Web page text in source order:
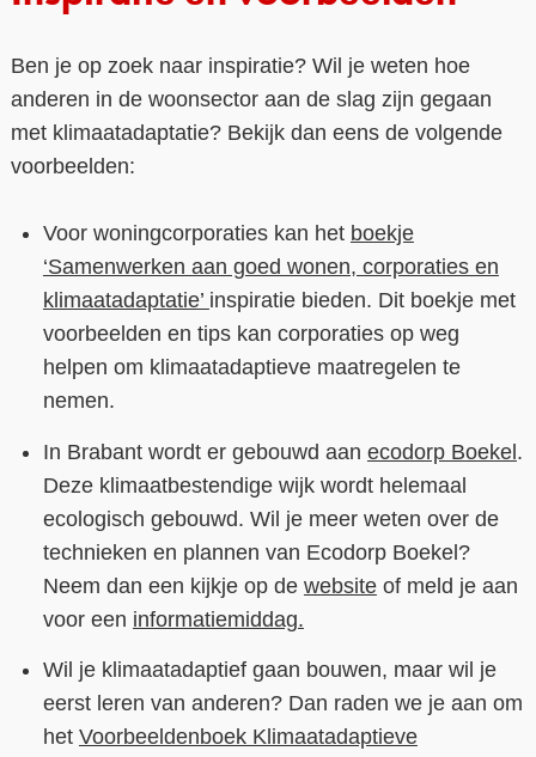
Ben je op zoek naar inspiratie? Wil je weten hoe
anderen in de woonsector aan de slag zijn gegaan
met klimaatadaptatie? Bekijk dan eens de volgende
voorbeelden:
Voor woningcorporaties kan het boekje
‘Samenwerken aan goed wonen, corporaties en
klimaatadaptatie’ inspiratie bieden. Dit boekje met
voorbeelden en tips kan corporaties op weg
helpen om klimaatadaptieve maatregelen te
nemen.
In Brabant wordt er gebouwd aan ecodorp Boekel.
Deze klimaatbestendige wijk wordt helemaal
ecologisch gebouwd. Wil je meer weten over de
technieken en plannen van Ecodorp Boekel?
Neem dan een kijkje op de websiteof meld je aan
voor een informatiemiddag.
Wil je klimaatadaptief gaan bouwen, maar wil je
eerst leren van anderen? Dan raden we je aan om
het Voorbeeldenboek Klimaatadaptieve